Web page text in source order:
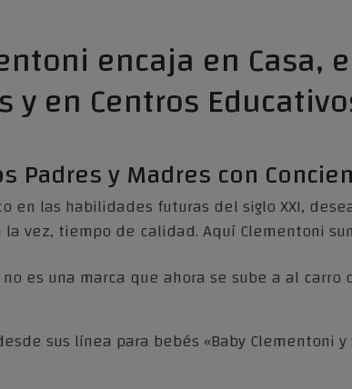
encaja en Casa,
y en Centros
Padres y Madres con
en las habilidades futuras del siglo XXI,
vez, tiempo de calidad. Aquí Clementoni
no es una marca que ahora se sube a al
sus línea para bebés «Baby Clementoni